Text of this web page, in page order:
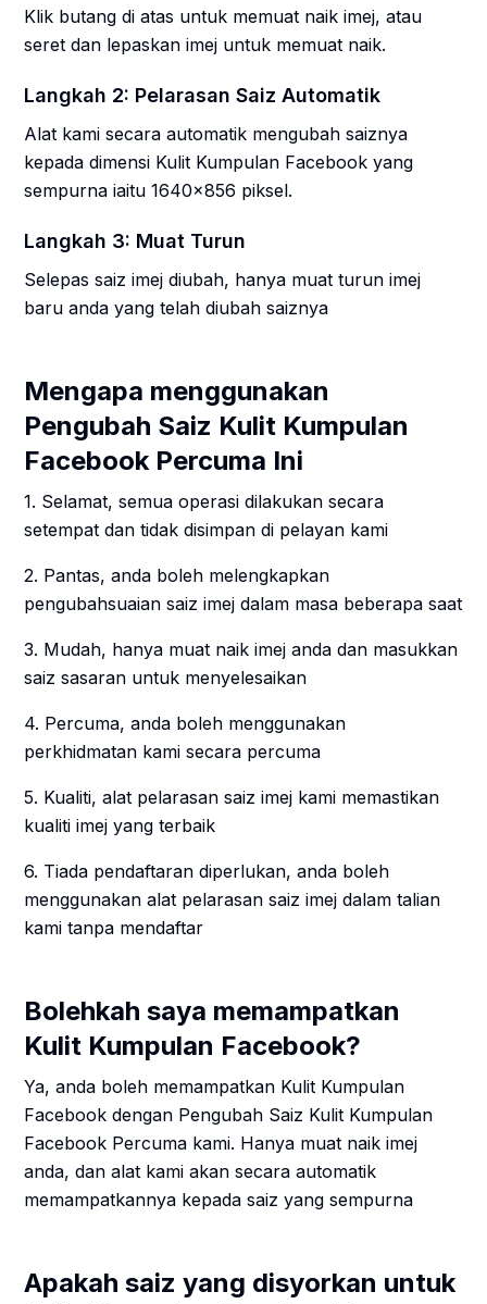
Klik butang di atas untuk memuat naik imej, atau
seret dan lepaskan imej untuk memuat naik.
Langkah 2: Pelarasan Saiz Automatik
Alat kami secara automatik mengubah saiznya
kepada dimensi Kulit Kumpulan Facebook yang
sempurna iaitu 1640x856 piksel.
Langkah 3: Muat Turun
Selepas saiz imej diubah, hanya muat turun imej
baru anda yang telah diubah saiznya
Mengapa menggunakan
Pengubah Saiz Kulit Kumpulan
Facebook Percuma Ini
1. Selamat, semua operasi dilakukan secara
setempat dan tidak disimpan di pelayan kami
2. Pantas, anda boleh melengkapkan
pengubahsuaian saiz imej dalam masa beberapa saat
3. Mudah, hanya muat naik imej anda dan masukkan
saiz sasaran untuk menyelesaikan
4. Percuma, anda boleh menggunakan
perkhidmatan kami secara percuma
5. Kualiti, alat pelarasan saiz imej kami memastikan
kualiti imej yang terbaik
6. Tiada pendaftaran diperlukan, anda boleh
menggunakan alat pelarasan saiz imej dalam talian
kami tanpa mendaftar
Bolehkah saya memampatkan
Kulit Kumpulan Facebook?
Ya, anda boleh memampatkan Kulit Kumpulan
Facebook dengan Pengubah Saiz Kulit Kumpulan
Facebook Percuma kami. Hanya muat naik imej
anda, dan alat kami akan secara automatik
memampatkannya kepada saiz yang sempurna
Apakah saiz yang disyorkan untuk